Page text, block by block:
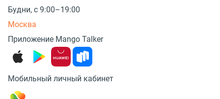
Будни, с 9:00–19:00
Москва
Приложение Mango Talker
Мобильный личный кабинет